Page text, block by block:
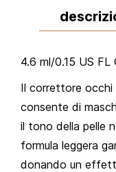
4.6 ml/0.15 US FL
Il correttore
consente di
il tono della pelle
formula leggera
donando un